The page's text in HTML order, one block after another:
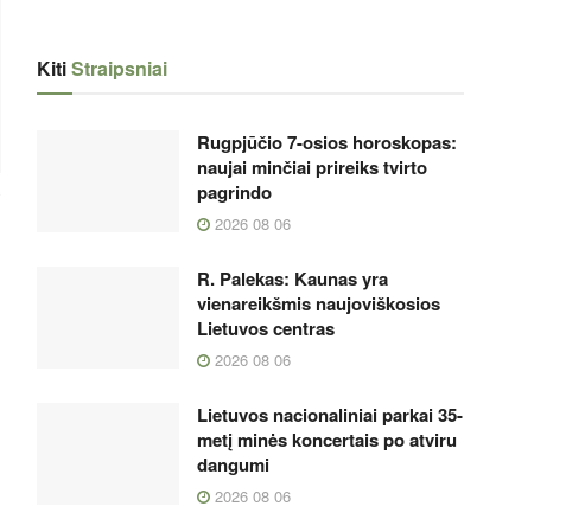
KitiStraipsniai
Rugpjūčio 7-osios horoskopas:
naujai minčiai prireiks tvirto
pagrindo
2026 08 06
R. Palekas: Kaunas yra
vienareikšmis naujoviškosios
Lietuvos centras
2026 08 06
Lietuvos nacionaliniai parkai 35-
metį minės koncertais po atviru
dangumi
2026 08 06